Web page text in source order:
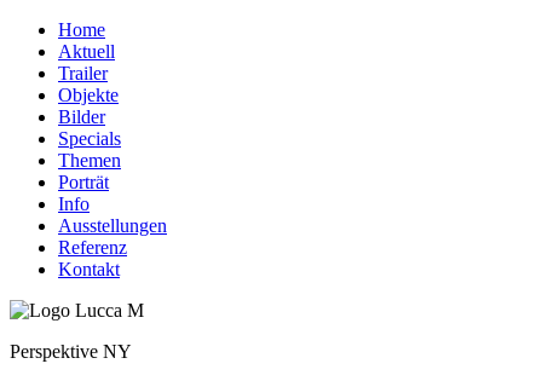
Home
Aktuell
Trailer
Objekte
Bilder
Specials
Themen
Porträt
Info
Ausstellungen
Referenz
Kontakt
Perspektive NY